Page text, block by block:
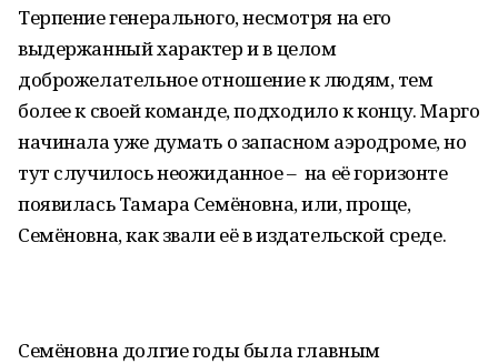
Терпение генерального, несмотря на его
выдержанный характер и в целом
доброжелательное отношение к людям, тем
более к своей команде, подходило к концу. Марго
начинала уже думать о запасном аэродроме, но
тут случилось неожиданное – на её горизонте
появилась Тамара Семёновна, или, проще,
Семёновна, как звали её в издательской среде.
Семёновна долгие годы была главным